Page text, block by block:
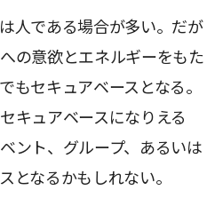
人である場合が多い。だが
の意欲とエネルギーをもた
もセキュアベースとなる。
キュアベースになりえる
ント、グループ、あるいは
となるかもしれない。